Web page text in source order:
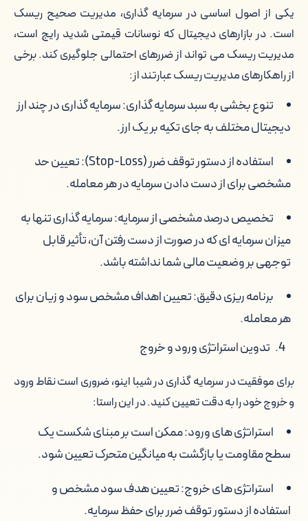
یکی از اصول اساسی در سرمایه گذاری، مدیریت صحیح ریسک
است. در بازارهای دیجیتال که نوسانات قیمتی شدید رایج است،
مدیریت ریسک می تواند از ضررهای احتمالی جلوگیری کند. برخی
از راهکارهای مدیریت ریسک عبارتند از:
تنوع بخشی به سبد سرمایه گذاری: سرمایه گذاری در چند ارز
دیجیتال مختلف به جای تکیه بر یک ارز.
استفاده از دستور توقف ضرر (Stop-Loss): تعیین حد
مشخصی برای از دست دادن سرمایه در هر معامله.
تخصیص درصد مشخصی از سرمایه: سرمایه گذاری تنها به
میزان سرمایه ای که در صورت از دست رفتن آن، تأثیر قابل
توجهی بر وضعیت مالی شما نداشته باشد.
برنامه ریزی دقیق: تعیین اهداف مشخص سود و زیان برای
هر معامله.
تدوین استراتژی ورود و خروج
برای موفقیت در سرمایه گذاری در شیبا اینو، ضروری است نقاط ورود
و خروج خود را به دقت تعیین کنید. در این راستا:
استراتژی های ورود: ممکن است بر مبنای شکست یک
سطح مقاومت یا بازگشت به میانگین متحرک تعیین شود.
استراتژی های خروج: تعیین هدف سود مشخص و
استفاده از دستور توقف ضرر برای حفظ سرمایه.